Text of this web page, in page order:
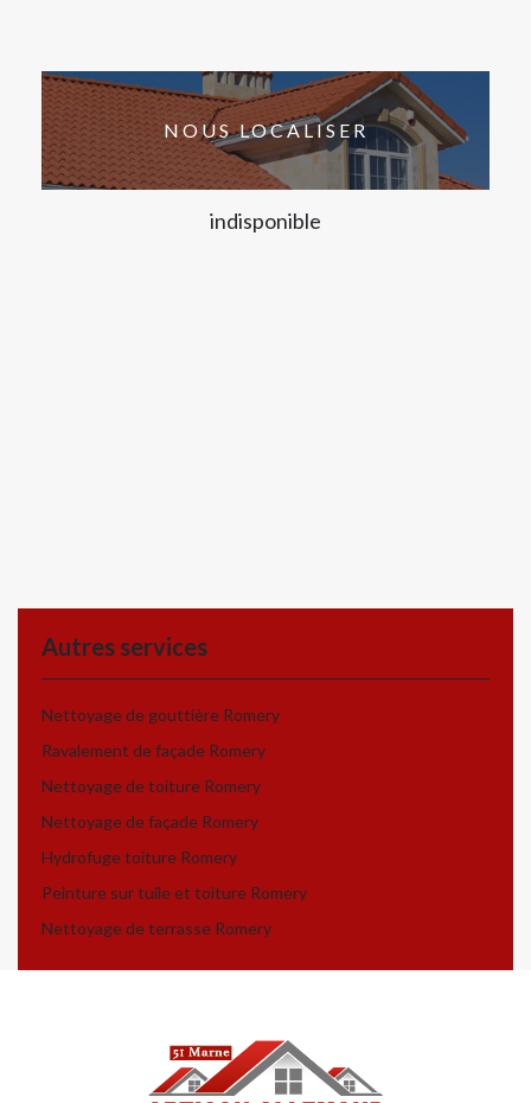
NOUS LOCALISER
indisponible
Autres services
Nettoyage de gouttière Romery
Ravalement de façade Romery
Nettoyage de toiture Romery
Nettoyage de façade Romery
Hydrofuge toiture Romery
Peinture sur tuile et toiture Romery
Nettoyage de terrasse Romery